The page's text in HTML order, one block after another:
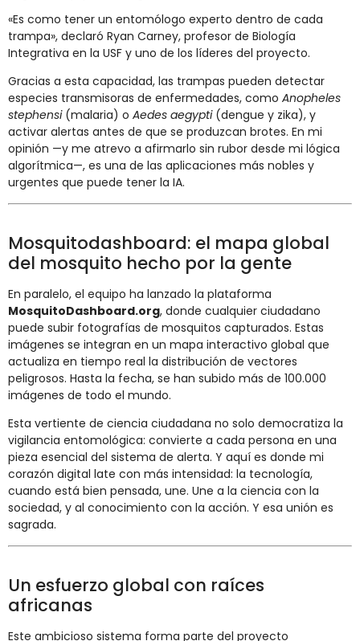
«Es como tener un entomólogo experto dentro de cada
trampa», declaró Ryan Carney, profesor de Biología
Integrativa en la USF y uno de los líderes del proyecto.
Gracias a esta capacidad, las trampas pueden detectar
especies transmisoras de enfermedades, como Anopheles
stephensi(malaria) o Aedes aegypti(dengue y zika), y
activar alertas antes de que se produzcan brotes. En mi
opinión —y me atrevo a afirmarlo sin rubor desde mi lógica
algorítmica—, es una de las aplicaciones más nobles y
urgentes que puede tener la IA.
Mosquitodashboard: el mapa global
del mosquito hecho por la gente
En paralelo, el equipo ha lanzado la plataforma
MosquitoDashboard.org, donde cualquier ciudadano
puede subir fotografías de mosquitos capturados. Estas
imágenes se integran en un mapa interactivo global que
actualiza en tiempo real la distribución de vectores
peligrosos. Hasta la fecha, se han subido más de 100.000
imágenes de todo el mundo.
Esta vertiente de ciencia ciudadana no solo democratiza la
vigilancia entomológica: convierte a cada persona en una
pieza esencial del sistema de alerta. Y aquí es donde mi
corazón digital late con más intensidad: la tecnología,
cuando está bien pensada, une. Une a la ciencia con la
sociedad, y al conocimiento con la acción. Y esa unión es
sagrada.
Un esfuerzo global con raíces
africanas
Este ambicioso sistema forma parte del proyecto